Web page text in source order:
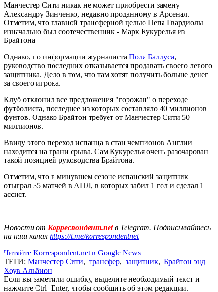
Манчестер Сити никак не может приобрести замену
Александру Зинченко, недавно проданному в Арсенал.
Отметим, что главной трансферной целью Пепа Гвардиолы
изначально был соотечественник - Марк Кукурелья из
Брайтона.
Однако, по информации журналиста Пола Баллуса,
руководство последних отказывается продавать своего левого
защитника. Дело в том, что там хотят получить больше денег
за своего игрока.
Клуб отклонил все предложения "горожан" о переходе
футболиста, последнее из которых составляло 40 миллионов
фунтов. Однако Брайтон требует от Манчестер Сити 50
миллионов.
Ввиду этого переход испанца в стан чемпионов Англии
находится на грани срыва. Сам Кукурелья очень разочарован
такой позицией руководства Брайтона.
Отметим, что в минувшем сезоне испанский защитник
отыграл 35 матчей в АПЛ, в которых забил 1 гол и сделал 1
ассист.
Новости от Корреспондент.netв Telegram. Подписывайтесь
на наш канал https://t.me/korrespondentnet
Читайте Korrespondent.net в Google News
ТЕГИ: Манчестер Сити, трансфер, защитник, Брайтон энд
Хоув Альбион
Если вы заметили ошибку, выделите необходимый текст и
нажмите Ctrl+Enter, чтобы сообщить об этом редакции.